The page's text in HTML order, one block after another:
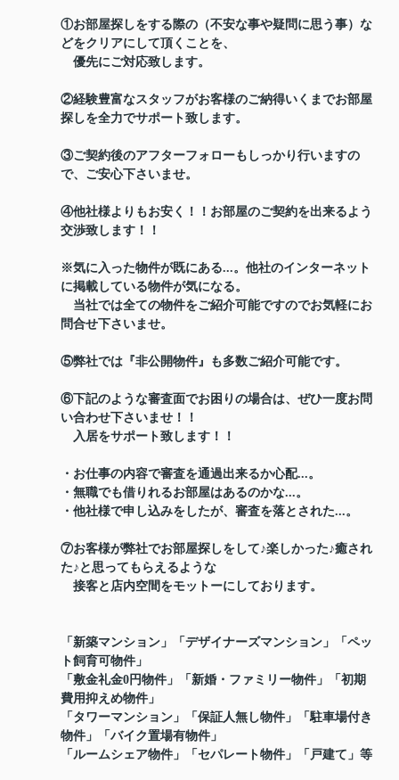
①お部屋探しをする際の（不安な事や疑問に思う事）な
どをクリアにして頂くことを、
優先にご対応致します。
②経験豊富なスタッフがお客様のご納得いくまでお部屋
探しを全力でサポート致します。
③ご契約後のアフターフォローもしっかり行いますの
で、ご安心下さいませ。
④他社様よりもお安く！！お部屋のご契約を出来るよう
交渉致します！！
※気に入った物件が既にある...。他社のインターネット
に掲載している物件が気になる。
当社では全ての物件をご紹介可能ですのでお気軽にお
問合せ下さいませ。
⑤弊社では『非公開物件』も多数ご紹介可能です。
⑥下記のような審査面でお困りの場合は、ぜひ一度お問
い合わせ下さいませ！！
入居をサポート致します！！
・お仕事の内容で審査を通過出来るか心配...。
・無職でも借りれるお部屋はあるのかな...。
・他社様で申し込みをしたが、審査を落とされた...。
⑦お客様が弊社でお部屋探しをして♪楽しかった♪癒され
た♪と思ってもらえるような
接客と店内空間をモットーにしております。
「新築マンション」「デザイナーズマンション」「ペッ
ト飼育可物件」
「敷金礼金0円物件」「新婚・ファミリー物件」「初期
費用抑えめ物件」
「タワーマンション」「保証人無し物件」「駐車場付き
物件」「バイク置場有物件」
「ルームシェア物件」「セパレート物件」「戸建て」等